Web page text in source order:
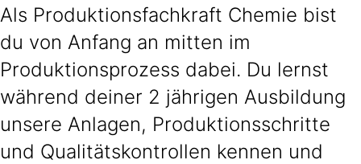
Als Produktionsfachkraft Chemie bist
du von Anfang an mitten im
Produktionsprozess dabei. Du lernst
während deiner 2 jährigen Ausbildung
unsere Anlagen, Produktionsschritte
und Qualitätskontrollen kennen und